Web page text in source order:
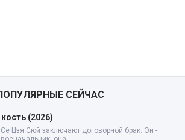
СЕЙЧАС
(2026)
Цзя Сюй заключают договорной брак. Он -